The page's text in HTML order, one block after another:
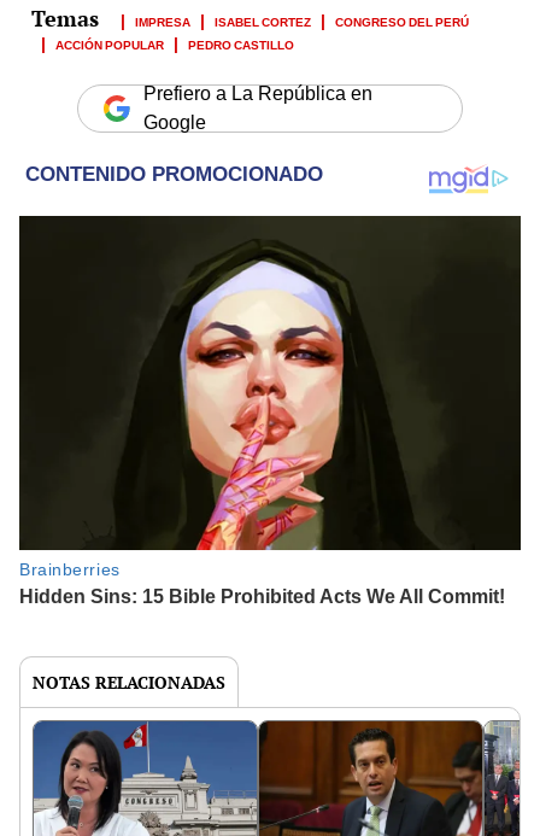
IMPRESA ISABEL CORTEZ
CONGRESO DEL PERÚ
ACCIÓN POPULAR
PEDRO CASTILLO
Prefiero a La República en
Google
NOTAS RELACIONADAS